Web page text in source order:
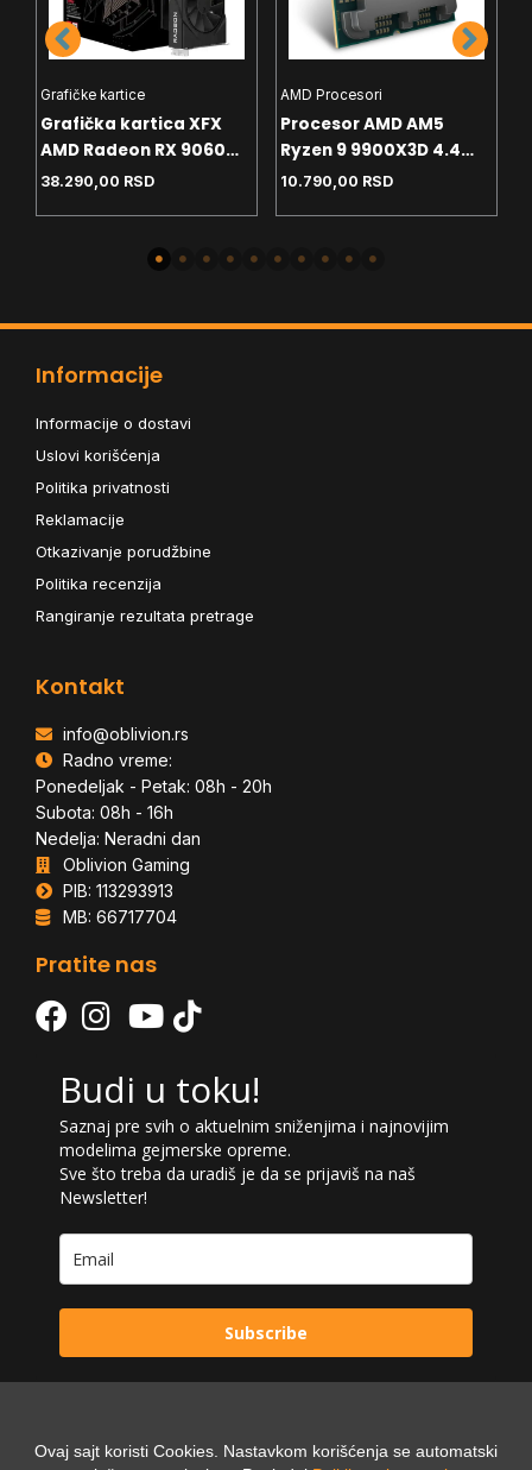
Grafičke kartice
Grafička kartica XFX
AMD Radeon RX 9060
8GB SWFT Gaming
38.290,00 RSD
AMD Procesori
Procesor AMD AM5
Ryzen 9 9900X3D 4.4
GHz Tray
10.790,00 RSD
Informacije
Informacije o dostavi
Uslovi korišćenja
Politika privatnosti
Reklamacije
Otkazivanje porudžbine
Politika recenzija
Rangiranje rezultata pretrage
Kontakt
info@oblivion.rs
Radno vreme:
Ponedeljak - Petak: 08h - 20h
Subota: 08h - 16h
Nedelja: Neradni dan
Oblivion Gaming
PIB: 113293913
MB: 66717704
Pratite nas
Budi u toku!
Saznaj pre svih o aktuelnim sniženjima i najnovijim
modelima gejmerske opreme.
Sve što treba da uradiš je da se prijaviš na naš
Newsletter!
Subscribe
Powered by:
Ovaj sajt koristi Cookies. Nastavkom korišćenja se automatski